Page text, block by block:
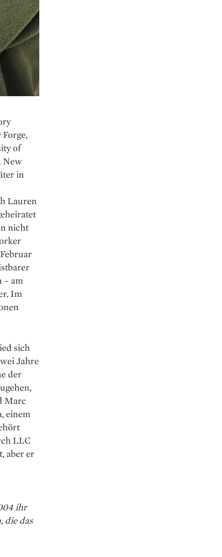
of
New
in
Lauren
nicht
– am
Im
sich
Jahre
der
Marc
einem
LLC
aber er
ihr
die das